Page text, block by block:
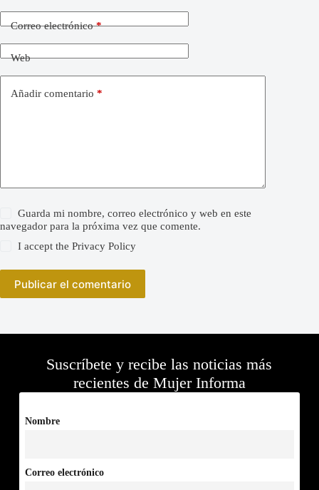
Correo electrónico*
Web
Añadir comentario *
Guarda mi nombre, correo electrónico y web en este
navegador para la próxima vez que comente.
I accept thePrivacy Policy
Publicar el comentario
Suscríbete y recibe las noticias más
recientes de Mujer Informa
Nombre
Correo electrónico